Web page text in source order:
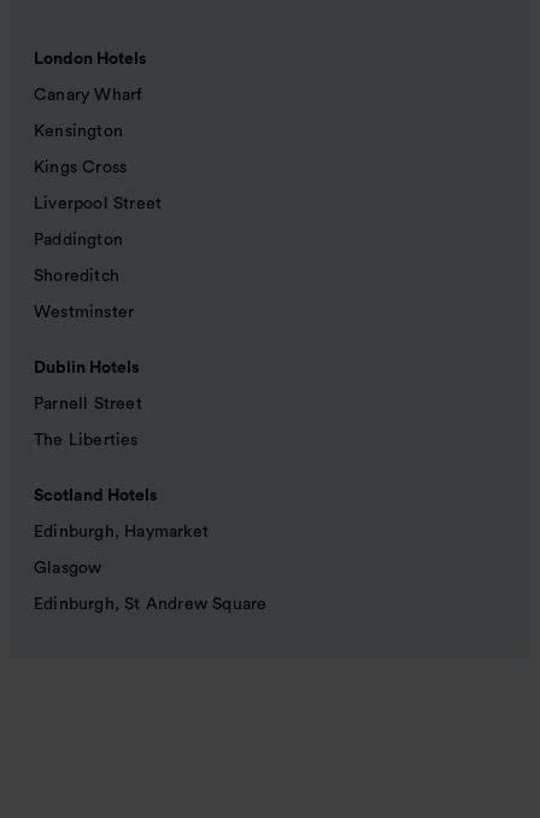
London Hotels
Canary Wharf
Kensington
Kings Cross
Liverpool Street
Paddington
Shoreditch
Westminster
Dublin Hotels
Parnell Street
The Liberties
Scotland Hotels
Edinburgh, Haymarket
Glasgow
Edinburgh, St Andrew Square